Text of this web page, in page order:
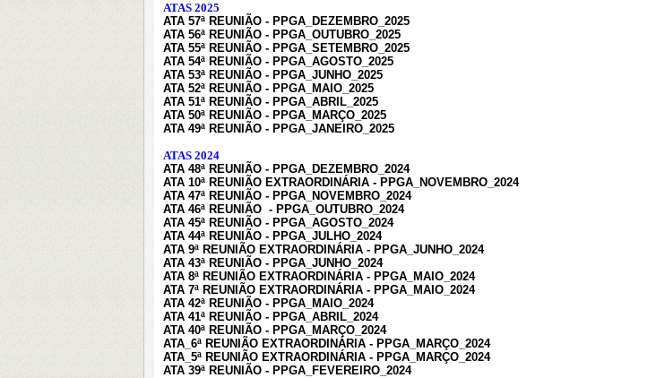
ATAS 2025
ATA 57ª REUNIÃO - PPGA_DEZEMBRO_2025
ATA 56ª REUNIÃO - PPGA_OUTUBRO_2025
ATA 55ª REUNIÃO - PPGA_SETEMBRO_2025
ATA 54ª REUNIÃO - PPGA_AGOSTO_2025
ATA 53ª REUNIÃO - PPGA_JUNHO_2025
ATA 52ª REUNIÃO - PPGA_MAIO _2025
ATA 51ª REUNIÃO - PPGA_ABRIL_2025
ATA 50ª REUNIÃO - PPGA_MARÇO_2025
ATA 49ª REUNIÃO - PPGA_JANEIRO_2025
ATAS 2024
ATA 48ª REUNIÃO - PPGA_DEZEMBRO_2024
ATA 10ª REUNIÃO EXTRAORDINÁRIA - PPGA_NOVEMBRO_2024
ATA 47ª REUNIÃO - PPGA_NOVEMBRO_2024
ATA 46ª REUNIÃO - PPGA_OUTUBRO_2024
ATA 45ª REUNIÃO - PPGA_AGOSTO_2024
ATA 44ª REUNIÃO - PPGA_JULHO_2024
ATA 9ª REUNIÃO EXTRAORDINÁRIA - PPGA_JUNHO_2024
ATA 43ª REUNIÃO - PPGA_JUNHO_2024
ATA 8ª REUNIÃO EXTRAORDINÁRIA - PPGA_MAIO_2024
ATA 7ª REUNIÃO EXTRAORDINÁRIA - PPGA_MAIO_2024
ATA 42ª REUNIÃO - PPGA_MAIO_2024
ATA 41ª REUNIÃO - PPGA_ABRIL_2024
ATA 40ª REUNIÃO - PPGA_MARÇO_2024
ATA_6ª REUNIÃO EXTRAORDINÁRIA - PPGA_MARÇO_2024
ATA_5ª REUNIÃO EXTRAORDINÁRIA - PPGA_MARÇO_2024
ATA 39ª REUNIÃO - PPGA_FEVEREIRO_2024